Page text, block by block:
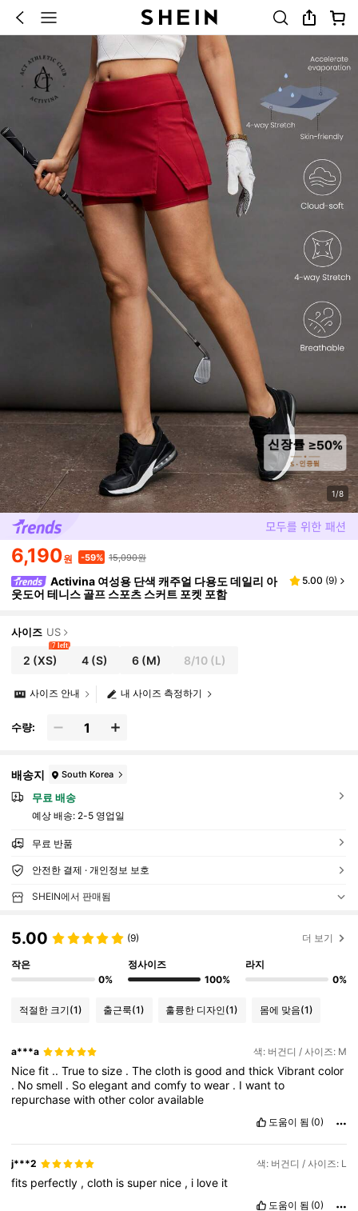
1/8
6,190원 -59% 15,090원
Activina 여성용 단색 캐주얼 다용도 데일리 아
웃도어 테니스 골프 스포츠 스커트 포켓 포함
5.00 (9)
사이즈 US
2 (XS)
7 left
4(S) 6(M) 8/10 (L)
내 사이즈 측정하기
사이즈 안내
수량:
배송지 South Korea
무료 배송
예상 배송: 2-5 영업일
무료 반품
안전한 결제 · 개인정보 보호
SHEIN에서 판매됨
5.00 (9) 더 보기
작은
0%
정사이즈
100%
라지
0%
적절한 크기(1) 출근룩(1) 훌륭한 디자인(1) 몸에 맞음(1)
a***a 색: 버건디 / 사이즈: M
Nicefit ..Truetosize .Thecloth isgoodandthickVibrantcolor
. Nosmell . Soelegantandcomfytowear . Iwantto
repurchasewithothercoloravailable
도움이 됨 (0)
j***2 색: 버건디 / 사이즈: L
fits perfectly ,cloth issuper nice , i love it
도움이 됨 (0)